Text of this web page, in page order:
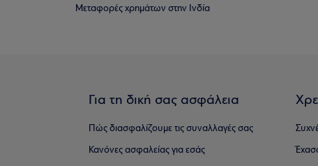
Μεταφορές χρημάτων στην Ινδία
Για τη δική σας ασφάλεια
Πώς διασφαλίζουμε τις συναλλαγές σας
Κανόνες ασφαλείας για εσάς